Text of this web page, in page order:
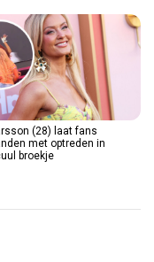
(28) laat fans
met optreden in
broekje